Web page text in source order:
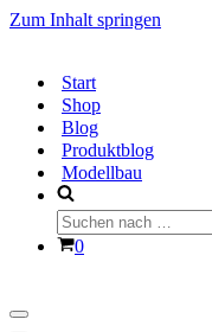
Zum Inhalt springen
Start
Shop
Blog
Produktblog
Modellbau
Suchen
nach …
Warenkorb
0
Navigationsmenü